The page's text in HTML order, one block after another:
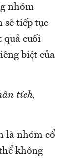
nhóm
sẽ tiếp tục
quả cuối
biệt của
tích,
là nhóm cổ
không